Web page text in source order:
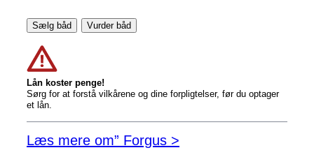
Sælg båd Vurder båd
Lån koster penge!
Sørg for at forstå vilkårene og dine forpligtelser, før du optager
et lån.
Læs mere om” Forgus >